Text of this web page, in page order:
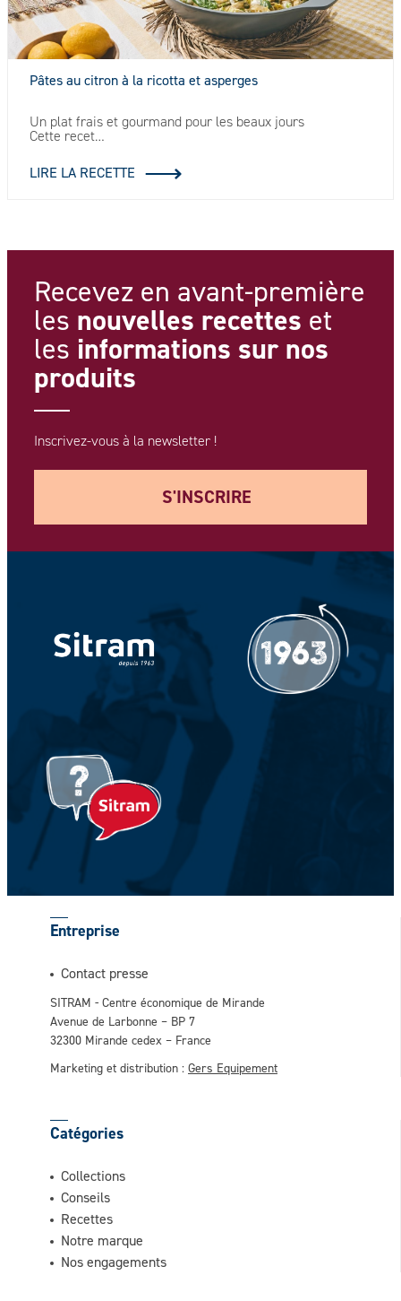
Pâtes au citron à la ricotta et asperges
Un plat frais et gourmand pour les beaux jours
Cette recet…
LIRE LA RECETTE
Recevez en avant-première
les nouvelles recettes et
les informations sur nos
produits
Inscrivez-vous à la newsletter !
S'INSCRIRE
Votre Nom *
Entreprise
Contact presse
SITRAM - Centre économique de Mirande
Avenue de Larbonne – BP 7
32300 Mirande cedex – France
Marketing et distribution : Gers Equipement
Catégories
Collections
Conseils
Recettes
Notre marque
Nos engagements